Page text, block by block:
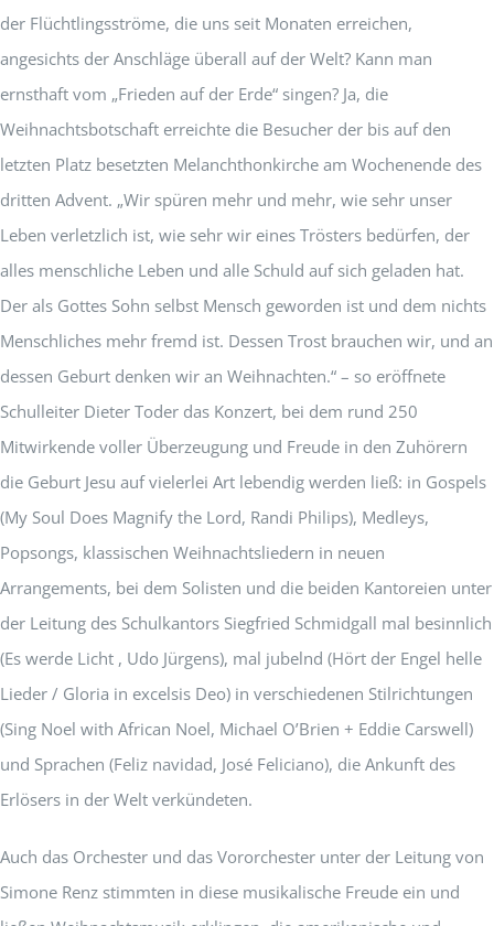
der Flüchtlingsströme, die uns seit Monaten erreichen,
angesichts der Anschläge überall auf der Welt? Kann man
ernsthaft vom „Frieden auf der Erde“ singen? Ja, die
Weihnachtsbotschaft erreichte die Besucher der bis auf den
letzten Platz besetzten Melanchthonkirche am Wochenende des
dritten Advent. „Wir spüren mehr und mehr, wie sehr unser
Leben verletzlich ist, wie sehr wir eines Trösters bedürfen, der
alles menschliche Leben und alle Schuld auf sich geladen hat.
Der als Gottes Sohn selbst Mensch geworden ist und dem nichts
Menschliches mehr fremd ist. Dessen Trost brauchen wir, und an
dessen Geburt denken wir an Weihnachten.“ – so eröffnete
Schulleiter Dieter Toder das Konzert, bei dem rund 250
Mitwirkende voller Überzeugung und Freude in den Zuhörern
die Geburt Jesu auf vielerlei Art lebendig werden ließ: in Gospels
(My Soul Does Magnify the Lord, Randi Philips), Medleys,
Popsongs, klassischen Weihnachtsliedern in neuen
Arrangements, bei dem Solisten und die beiden Kantoreien unter
der Leitung des Schulkantors Siegfried Schmidgall mal besinnlich
(Es werde Licht , Udo Jürgens), mal jubelnd (Hört der Engel helle
Lieder / Gloria in excelsis Deo) in verschiedenen Stilrichtungen
(Sing Noel with African Noel, Michael O’Brien + Eddie Carswell)
und Sprachen (Feliz navidad, José Feliciano), die Ankunft des
Erlösers in der Welt verkündeten.
Auch das Orchester und das Vororchester unter der Leitung von
Simone Renz stimmten in diese musikalische Freude ein und